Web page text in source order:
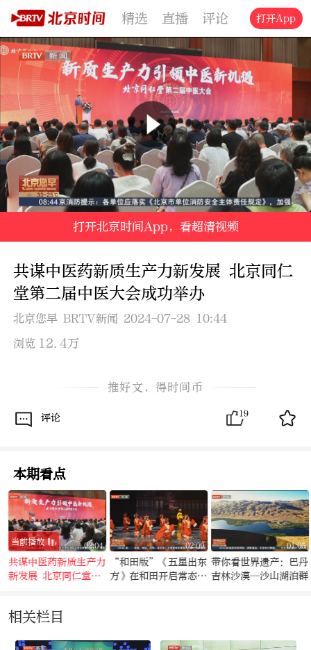
精选 直播 评论 交通 文旅
打开App
打开北京时间App，看超清视频
共谋中医药新质生产力新发展 北京同仁
堂第二届中医大会成功举办
北京您早 BRTV新闻 2024-07-28 10:44
浏览 12.4万
推好文，得时间币
评论 19
本期看点
02:04
当前播放
共谋中医药新质生产力
新发展 北京同仁堂第
02:09
“和田版”《五星出东
方》在和田开启常态化
01:05
带你看世界遗产：巴丹
吉林沙漠—沙山湖泊群
相关栏目